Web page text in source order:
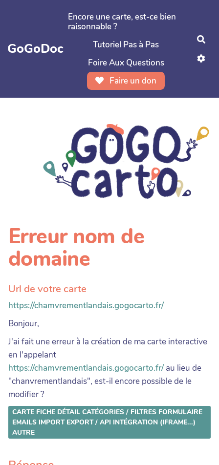
Aller au contenu principal
GoGoDoc
Encore une carte, est-ce bien
raisonnable ?
Tutoriel Pas à Pas
Foire Aux Questions
Faire un don
Erreur nom de
domaine
Url de votre carte
https://chamvrementlandais.gogocarto.fr/
Bonjour,
J'ai fait une erreur à la création de ma carte interactive
en l'appelant
https://chamvrementlandais.gogocarto.fr/au lieu de
"chanvrementlandais", est-il encore possible de le
modifier ?
CARTE FICHE DÉTAIL CATÉGORIES / FILTRES FORMULAIRE
EMAILS IMPORT EXPORT / API INTÉGRATION (IFRAME...)
AUTRE